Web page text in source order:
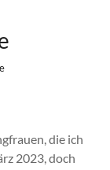
kleinen
entstehen
die ich
2023, doch